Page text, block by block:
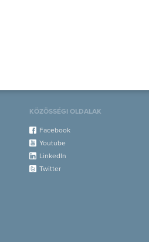
KÖZÖSSÉGI OLDALAK
Facebook
Youtube
LinkedIn
Twitter